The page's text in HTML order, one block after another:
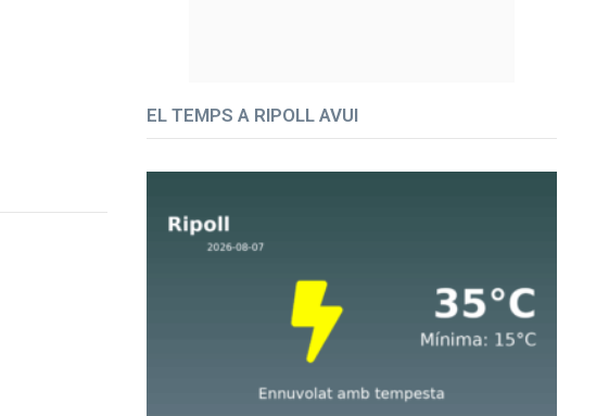
EL TEMPS A RIPOLL AVUI